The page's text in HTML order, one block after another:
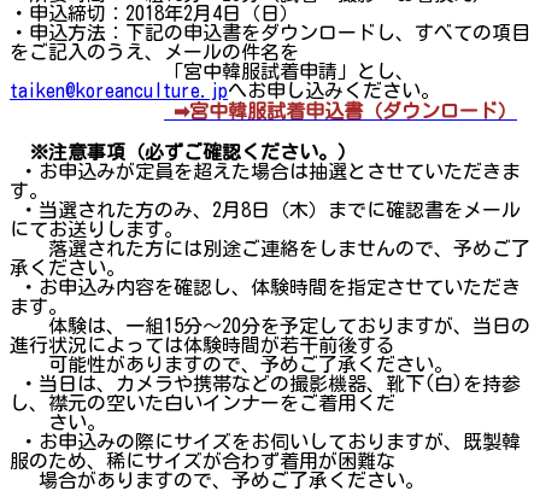
・申込締切：2018年2月4日（日）
・申込方法：下記の申込書をダウンロードし、すべての項目
をご記入のうえ、メールの件名を
「宮中韓服試着申請」とし、
taiken@koreanculture.jpへお申し込みください。
➡宮中韓服試着申込書（ダウンロード）
※注意事項（必ずご確認ください。）
・お申込みが定員を超えた場合は抽選とさせていただきま
す。
・当選された方のみ、2月8日（木）までに確認書をメール
にてお送りします。
落選された方には別途ご連絡をしませんので、予めご了
承ください。
・お申込み内容を確認し、体験時間を指定させていただき
ます。
体験は、一組15分～20分を予定しておりますが、当日の
進行状況によっては体験時間が若干前後する
可能性がありますので、予めご了承ください。
・当日は、カメラや携帯などの撮影機器、靴下(白)を持参
し、襟元の空いた白いインナーをご着用くだ
さい。
・お申込みの際にサイズをお伺いしておりますが、既製韓
服のため、稀にサイズが合わず着用が困難な
場合がありますので、予めご了承ください。